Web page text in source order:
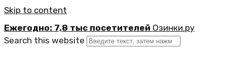
Skip to content
Ежегодно: 7,8 тыс посетителей Озинки.ру
Search this website